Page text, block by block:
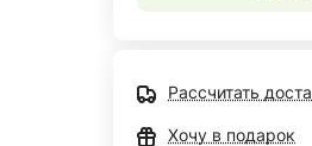
Рассчитать
Хочу в подарок